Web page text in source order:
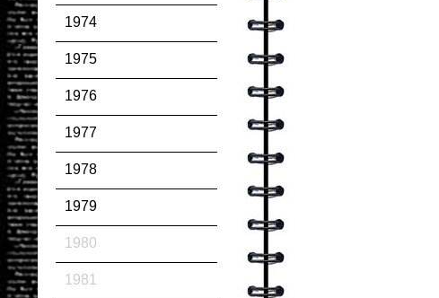
1974
1975
1976
1977
1978
1979
1980
1981